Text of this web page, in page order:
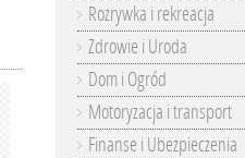
Rozrywka i rekreacja
Zdrowie i Uroda
Dom i Ogród
Motoryzacja i transport
Finanse i Ubezpieczenia